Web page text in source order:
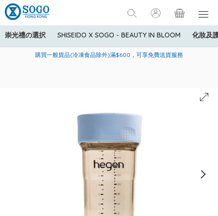
崇光禮の選択 SHISEIDO X SOGO - BEAUTY IN BLOOM 化妝及
美國運通Explorer®信用卡會員購物禮遇：高達5%簽賬回贈！
購買一般貨品(冷凍食品除外)滿$600，可享免費送貨服務
寄送中國內地服務只適用於指定商品，若訂單金額少於HK$600(折